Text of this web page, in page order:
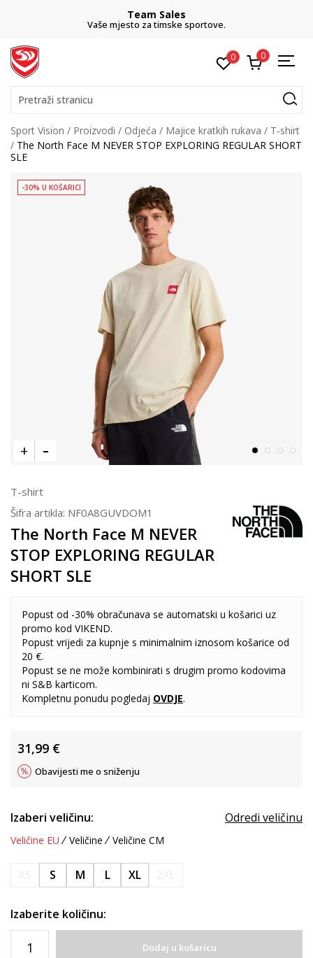
Team Sales
Vaše mjesto za timske sportove.
0 0
Pretraži stranicu
Sport Vision Proizvodi Odjeća Majice kratkih rukava
T-shirt
The North Face M NEVER STOP EXPLORING REGULAR SHORT
SLE
-30% U KOŠARICI
T-shirt
Šifra artikla: NF0A8GUVDOM1
The North Face M NEVER
STOP EXPLORING REGULAR
SHORT SLE
Popust od -30% obračunava se automatski u košarici uz
promo kod VIKEND.
Popust vrijedi za kupnje s minimalnim iznosom košarice od
20 €.
Popust se ne može kombinirati s drugim promo kodovima
ni S&B karticom.
Kompletnu ponudu pogledaj OVDJE.
31,99 €
Obavijesti me o sniženju
Izaberi veličinu: Odredi veličinu
Veličine EU Veličine Veličine CM
S M L XL
Izaberite količinu:
Dodaj u košaricu